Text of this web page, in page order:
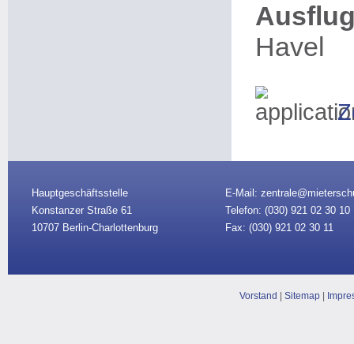
Havel
Hauptgeschäftsstelle
Konstanzer Straße 61
10707 Berlin-Charlottenburg
E-Mail:
Telefon: (030) 921 02 30 10
Fax: (030) 921 02 30 11
Vorstand Sitemap|